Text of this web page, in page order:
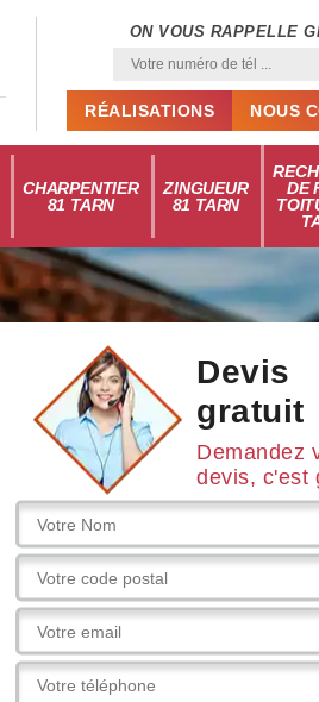
ON VOUS RAPPELLE
RÉALISATIONS NOUS
CHARPENTIER
81 TARN
ZINGUEUR
81 TARN
DE
Devis
gratuit
Demandez
devis, c'est